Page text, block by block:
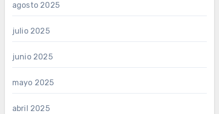
agosto 2025
julio 2025
junio 2025
mayo 2025
abril 2025